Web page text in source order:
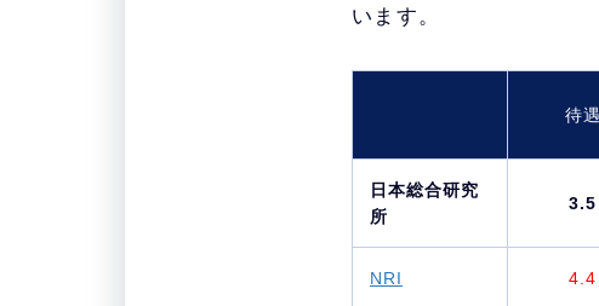
います。
待遇
日本総合研究
所
3.5
NRI 4.4